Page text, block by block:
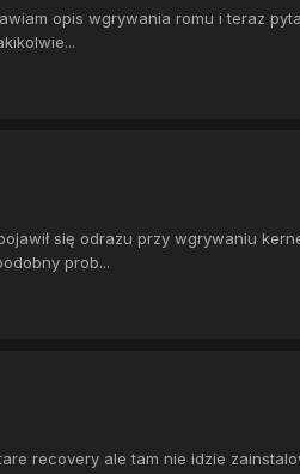
opis wgrywania romu i teraz
się odrazu przy wgrywaniu
prob...
recovery ale tam nie idzie